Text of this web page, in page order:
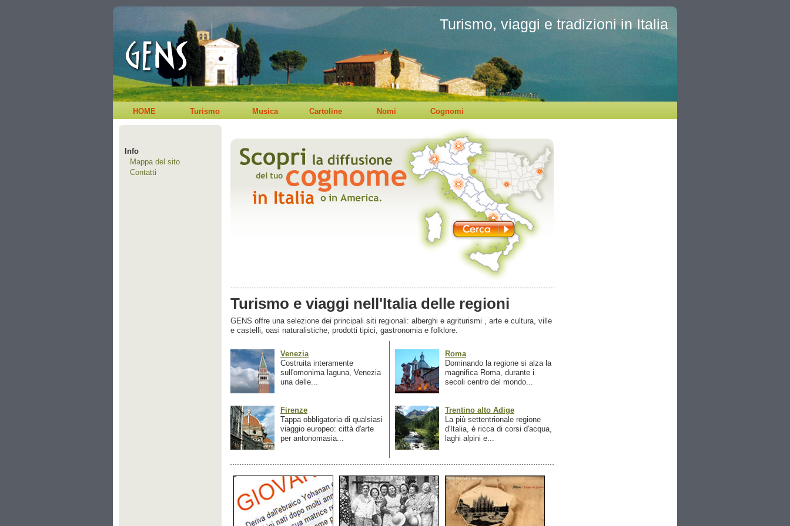
Turismo, viaggi e tradizioni in Italia
HOME Turismo Musica Cartoline Nomi Cognomi
Info
Mappa del sito
Contatti
Turismo e viaggi nell'Italia delle regioni
GENS offre una selezione dei principali siti regionali: alberghi e agriturismi , arte e cultura, ville
e castelli, oasi naturalistiche, prodotti tipici, gastronomia e folklore.
Venezia
Costruita interamente
sull'omonima laguna, Venezia
una delle...
Firenze
Tappa obbligatoria di qualsiasi
viaggio europeo: città d'arte
per antonomasia...
Roma
Dominando la regione si alza la
magnifica Roma, durante i
secoli centro del mondo...
Trentino alto Adige
La più settentrionale regione
d'Italia, é ricca di corsi d'acqua,
laghi alpini e...